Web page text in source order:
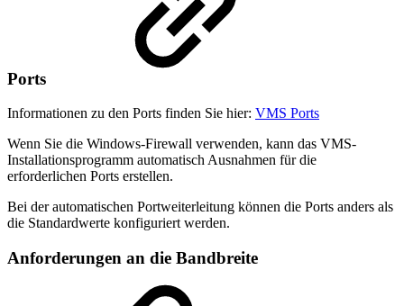
Ports
Informationen zu den Ports finden Sie hier: VMS Ports
Wenn Sie die Windows-Firewall verwenden, kann das VMS-
Installationsprogramm automatisch Ausnahmen für die
erforderlichen Ports erstellen.
Bei der automatischen Portweiterleitung können die Ports anders als
die Standardwerte konfiguriert werden.
Anforderungen an die Bandbreite